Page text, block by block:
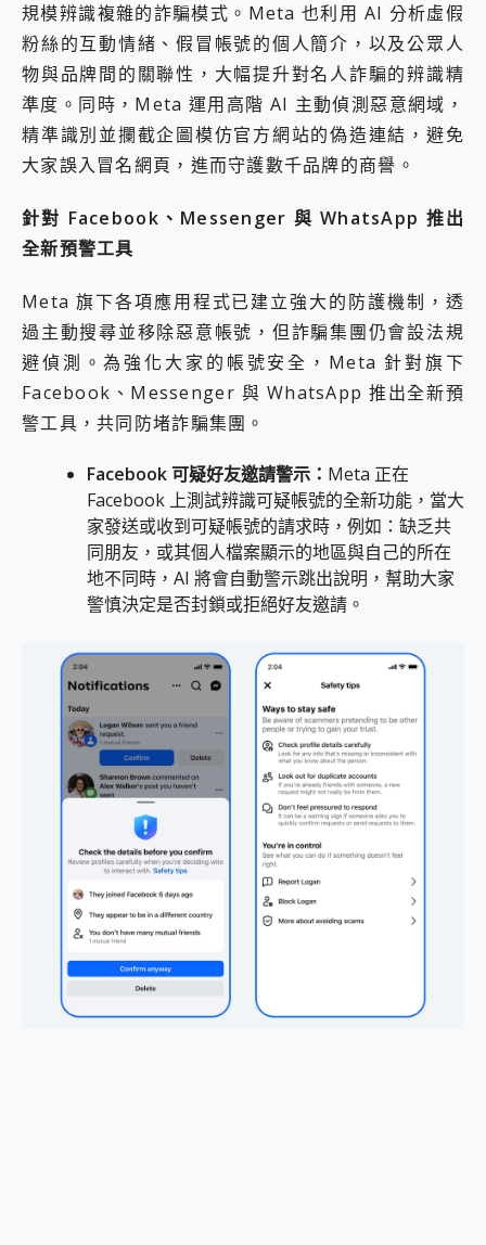
Xiaomi 14 Ultra 開箱 評測~ 有深度的 Leica 影像旗艦手機! 加碼小旗艦 Xiaomi 14 開箱 評測
vivo TWS 3e 真無線藍牙耳機智慧降噪升級、音質明亮溫潤，並支援雙設備連接~
MSI Claw 掌機專屬配件包 來囉 完美保護 MSI Claw A1M-026TW 電競掌機
人像旗艦 vivo V30 系列 開箱 評測! 首搭蔡司光學鏡頭、攝影棚級柔光環、拍攝功能最好玩的美拍神機 vivo V30 Pro
多個願望一次滿足 超強散熱 微星 MSI Claw A1M-026TW 電競掌機 開箱 評測
一吸完美對位 擁有超強吸力與超好用的隱磁支架 O-ONE MAG 最會吸的行動電源 開箱 評測
OPPO 哈蘇 300mm 專業增距鏡實測：Find X9 Ultra 光學長焦隨手拍，紀錄生活就是這麼簡單
規模辨識複雜的詐騙模式。Meta 也利用 AI 分析虛假
粉絲的互動情緒、假冒帳號的個人簡介，以及公眾人
物與品牌間的關聯性，大幅提升對名人詐騙的辨識精
準度。同時，Meta 運用高階 AI 主動偵測惡意網域，
精準識別並攔截企圖模仿官方網站的偽造連結，避免
大家誤入冒名網頁，進而守護數千品牌的商譽。
針對 Facebook、Messenger 與 WhatsApp 推出
全新預警工具
Meta 旗下各項應用程式已建立強大的防護機制，透
過主動搜尋並移除惡意帳號，但詐騙集團仍會設法規
避偵測。為強化大家的帳號安全，Meta 針對旗下
Facebook、Messenger 與 WhatsApp 推出全新預
警工具，共同防堵詐騙集團。
Facebook可疑好友邀請警示： Meta 正在
Facebook 上測試辨識可疑帳號的全新功能，當大
家發送或收到可疑帳號的請求時，例如：缺乏共
同朋友，或其個人檔案顯示的地區與自己的所在
地不同時，AI 將會自動警示跳出說明，幫助大家
警慎決定是否封鎖或拒絕好友邀請。